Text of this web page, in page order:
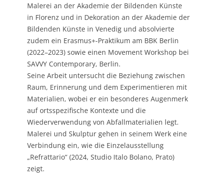
Malerei an der Akademie der Bildenden Künste
in Florenz und in Dekoration an der Akademie der
Bildenden Künste in Venedig und absolvierte
zudem ein Erasmus+-Praktikum am BBK Berlin
(2022–2023) sowie einen Movement Workshop bei
SAVVY Contemporary, Berlin.
Seine Arbeit untersucht die Beziehung zwischen
Raum, Erinnerung und dem Experimentieren mit
Materialien, wobei er ein besonderes Augenmerk
auf ortsspezifische Kontexte und die
Wiederverwendung von Abfallmaterialien legt.
Malerei und Skulptur gehen in seinem Werk eine
Verbindung ein, wie die Einzelausstellung
„Refrattario“ (2024, Studio Italo Bolano, Prato)
zeigt.